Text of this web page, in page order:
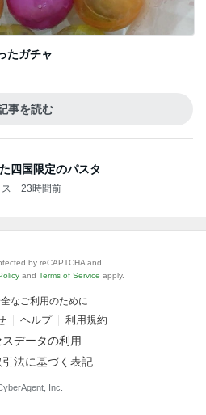
たガチャ
事を読む
四国限定のパスタ
23時間前
by reCAPTCHA and
and Terms of Service apply.
なご利用のために
ヘルプ 利用規約
データの利用
法に基づく表記
Inc.